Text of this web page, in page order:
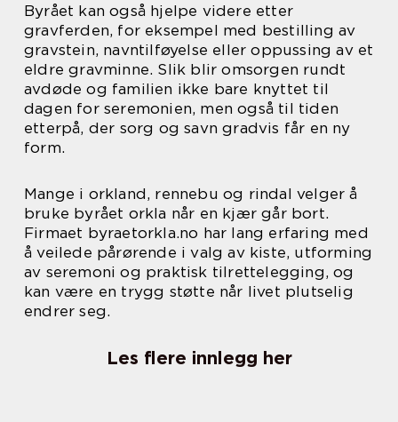
Byrået kan også hjelpe videre etter
gravferden, for eksempel med bestilling av
gravstein, navntilføyelse eller oppussing av et
eldre gravminne. Slik blir omsorgen rundt
avdøde og familien ikke bare knyttet til
dagen for seremonien, men også til tiden
etterpå, der sorg og savn gradvis får en ny
form.
Mange i orkland, rennebu og rindal velger å
bruke byrået orkla når en kjær går bort.
Firmaet byraetorkla.no har lang erfaring med
å veilede pårørende i valg av kiste, utforming
av seremoni og praktisk tilrettelegging, og
kan være en trygg støtte når livet plutselig
endrer seg.
Les flere innlegg her